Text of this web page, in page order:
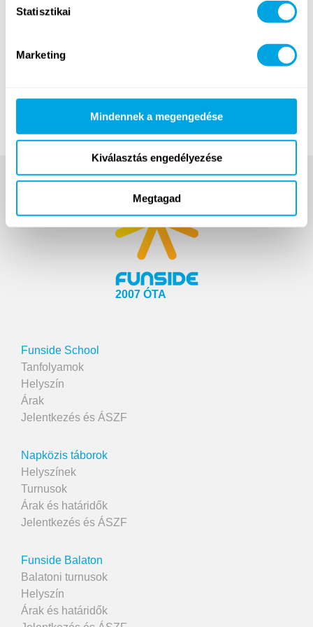
Statisztikai
Marketing
Mindennek a megengedése
Kiválasztás engedélyezése
Megtagad
2007 ÓTA
Funside School
Tanfolyamok
Helyszín
Árak
Jelentkezés és ÁSZF
Napközis táborok
Helyszínek
Turnusok
Árak és határidők
Jelentkezés és ÁSZF
Funside Balaton
Balatoni turnusok
Helyszín
Árak és határidők